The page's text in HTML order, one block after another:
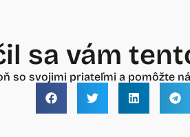
sa vám
so svojimi priateľmi a pomôžte